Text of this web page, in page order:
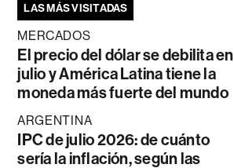
LAS MÁS VISITADAS
MERCADOS
El precio del dólar se debilita en
julio y América Latina tiene la
moneda más fuerte del mundo
ARGENTINA
IPC de julio 2026: de cuánto
sería la inflación, según las